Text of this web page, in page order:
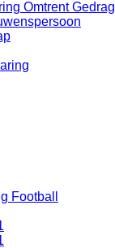
Omtrent Gedrag
Football